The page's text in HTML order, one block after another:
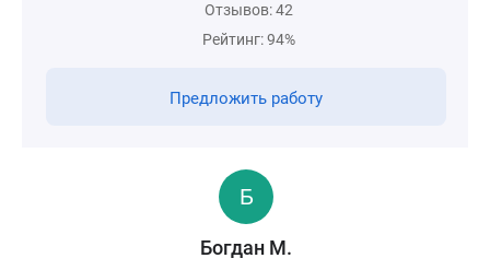
Отзывов: 42
Рейтинг: 94%
Предложить работу
Богдан М.